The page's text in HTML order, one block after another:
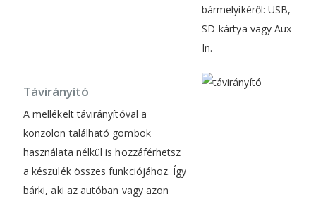
bármelyikéről: USB,
SD-kártya vagy Aux
In.
Távirányító
A mellékelt távirányítóval a
konzolon található gombok
használata nélkül is hozzáférhetsz
a készülék összes funkciójához. Így
bárki, aki az autóban vagy azon